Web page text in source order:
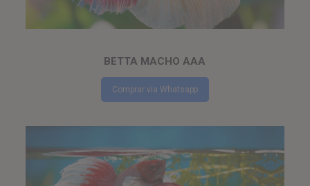
BETTA MACHO AAA
Comprar via Whatsapp